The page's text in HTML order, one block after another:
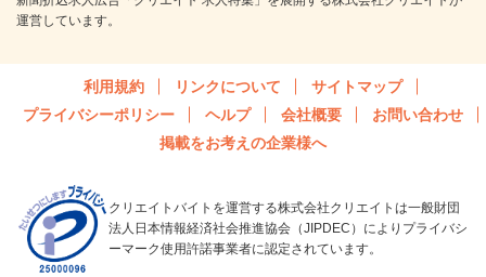
運営しています。
利用規約 リンクについて
サイトマップ
プライバシーポリシー
ヘルプ 会社概要
お問い合わせ
掲載をお考えの企業様へ
クリエイトバイトを運営する株式会社クリエイトは一般財団
法人日本情報経済社会推進協会（JIPDEC）によりプライバシ
ーマーク使用許諾事業者に認定されています。